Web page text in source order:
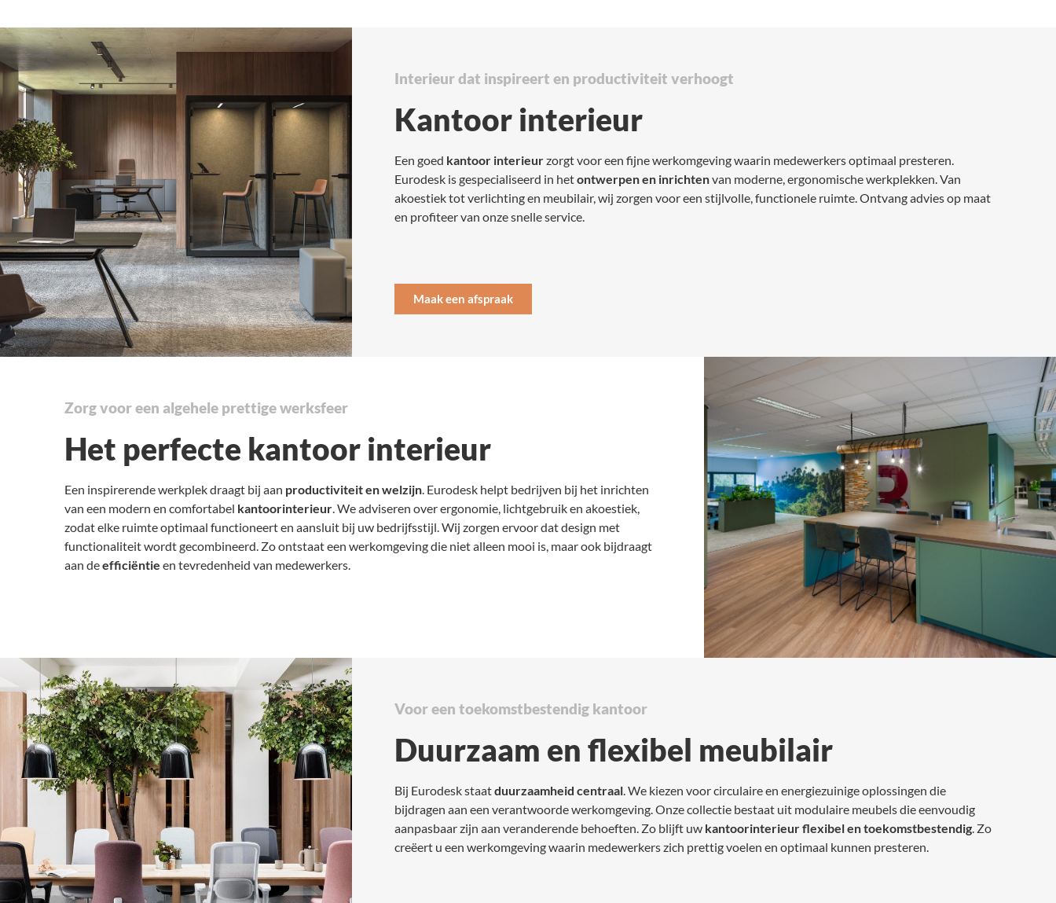
Interieur dat inspireert en productiviteit verhoogt
Kantoor interieur
Een goed kantoor interieurzorgt voor een fijne werkomgeving waarin medewerkers optimaal presteren.
Eurodesk is gespecialiseerd in hetontwerpen en inrichtenvan moderne, ergonomische werkplekken. Van
akoestiek tot verlichting en meubilair, wij zorgen voor een stijlvolle, functionele ruimte. Ontvang advies op maat
en profiteer van onze snelle service.
Maak een afspraak
Zorg voor een algehele prettige werksfeer
Het perfecte kantoor interieur
Een inspirerende werkplek draagt bij aan productiviteit en welzijn. Eurodesk helpt bedrijven bij het inrichten
van een modern en comfortabel kantoorinterieur. We adviseren over ergonomie, lichtgebruik en akoestiek,
zodat elke ruimte optimaal functioneert en aansluit bij uw bedrijfsstijl. Wij zorgen ervoor dat design met
functionaliteit wordt gecombineerd. Zo ontstaat een werkomgeving die niet alleen mooi is, maar ook bijdraagt
aan deefficiëntie en tevredenheid van medewerkers.
Voor een toekomstbestendig kantoor
Duurzaam en flexibel meubilair
Bij Eurodesk staatduurzaamheid centraal. We kiezen voor circulaire en energiezuinige oplossingen die
bijdragen aan een verantwoorde werkomgeving. Onze collectie bestaat uit modulaire meubels die eenvoudig
aanpasbaar zijn aan veranderende behoeften. Zo blijft uw kantoorinterieur flexibel en toekomstbestendig. Zo
creëert u een werkomgeving waarin medewerkers zich prettig voelen en optimaal kunnen presteren.